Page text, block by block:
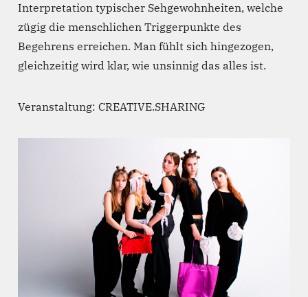
Interpretation typischer Sehgewohnheiten, welche
zügig die menschlichen Triggerpunkte des
Begehrens erreichen. Man fühlt sich hingezogen,
gleichzeitig wird klar, wie unsinnig das alles ist.
Veranstaltung: CREATIVE.SHARING